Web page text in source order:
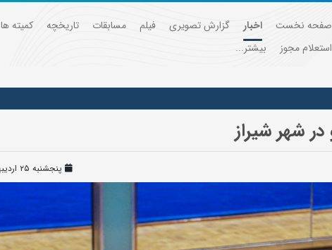
صفحه نخست اخبار گزارش تصویری فیلم مسابقات تاریخچه
کمیته ها
استعلام مجوز
بیشتر...
پنجشنبه ۲۵ اردیبهشت ۱۴۰۴